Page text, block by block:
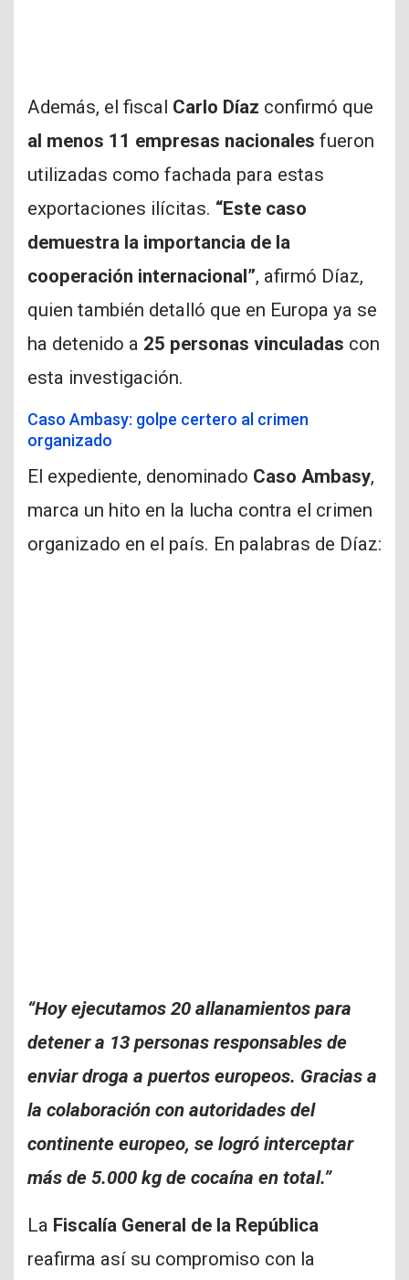
Además, el fiscal Carlo Díaz confirmó que
al menos 11 empresas nacionales fueron
utilizadas como fachada para estas
exportaciones ilícitas. “Este caso
demuestra la importancia de la
cooperación internacional”, afirmó Díaz,
quien también detalló que en Europa ya se
ha detenido a 25 personas vinculadas con
esta investigación.
Caso Ambasy: golpe certero al crimen
organizado
El expediente, denominado Caso Ambasy,
marca un hito en la lucha contra el crimen
organizado en el país. En palabras de Díaz:
“Hoy ejecutamos 20 allanamientos para
detener a 13 personas responsables de
enviar droga a puertos europeos. Gracias a
la colaboración con autoridades del
continente europeo, se logró interceptar
más de 5.000 kg de cocaína en total.”
La Fiscalía General de la República
reafirma así su compromiso con la